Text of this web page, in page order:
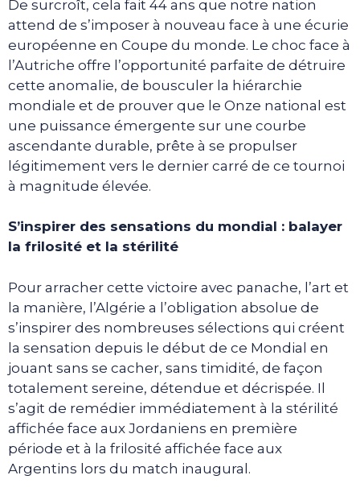
De surcroît, cela fait 44 ans que notre nation
attend de s’imposer à nouveau face à une écurie
européenne en Coupe du monde. Le choc face à
l’Autriche offre l’opportunité parfaite de détruire
cette anomalie, de bousculer la hiérarchie
mondiale et de prouver que le Onze national est
une puissance émergente sur une courbe
ascendante durable, prête à se propulser
légitimement vers le dernier carré de ce tournoi
à magnitude élevée.
S’inspirer des sensations du mondial : balayer
la frilosité et la stérilité
Pour arracher cette victoire avec panache, l’art et
la manière, l’Algérie a l’obligation absolue de
s’inspirer des nombreuses sélections qui créent
la sensation depuis le début de ce Mondial en
jouant sans se cacher, sans timidité, de façon
totalement sereine, détendue et décrispée. Il
s’agit de remédier immédiatement à la stérilité
affichée face aux Jordaniens en première
période et à la frilosité affichée face aux
Argentins lors du match inaugural.